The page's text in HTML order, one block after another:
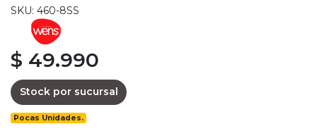
SKU: 460-8SS
$ 49.990
Stock por sucursal
Pocas Unidades.